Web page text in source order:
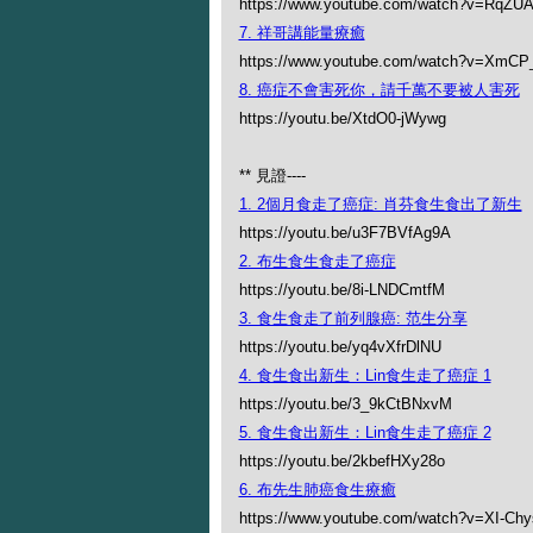
https://www.youtube.com/
7. 祥哥講能量療癒
https://www.youtube.com/
8. 癌症不會害死你，請千萬不要被人害死
https://youtu.be/XtdO0-jWywg
** 見證----
1. 2個月食走了癌症: 肖芬食生食出了新生
https://youtu.be/u3F7BVfAg9A
2. 布生食生食走了癌症
https://youtu.be/8i-LNDCmtfM
3. 食生食走了前列腺癌: 范生分享
https://youtu.be/yq4vXfrDlNU
4. 食生食出新生：Lin食生走了癌症 1
https://youtu.be/3_9kCtBNxvM
5. 食生食出新生：Lin食生走了癌症 2
https://youtu.be/2kbefHXy28o
6. 布先生肺癌食生療癒
https://www.youtube.com/watch?v=XI-